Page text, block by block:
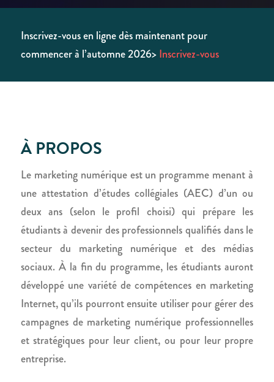
Inscrivez-vous en ligne dès maintenant pour
commencer à l’automne2026>Inscrivez-vous
À PROPOS
Le marketing numérique est un programme menant à
une attestation d’études collégiales (AEC) d’un ou
deux ans (selon le profil choisi) qui prépare les
étudiants à devenir des professionnels qualifiés dans le
secteur du marketing numérique et des médias
sociaux. À la fin du programme, les étudiants auront
développé une variété de compétences en marketing
Internet, qu’ils pourront ensuite utiliser pour gérer des
campagnes de marketing numérique professionnelles
et stratégiques pour leur client, ou pour leur propre
entreprise.